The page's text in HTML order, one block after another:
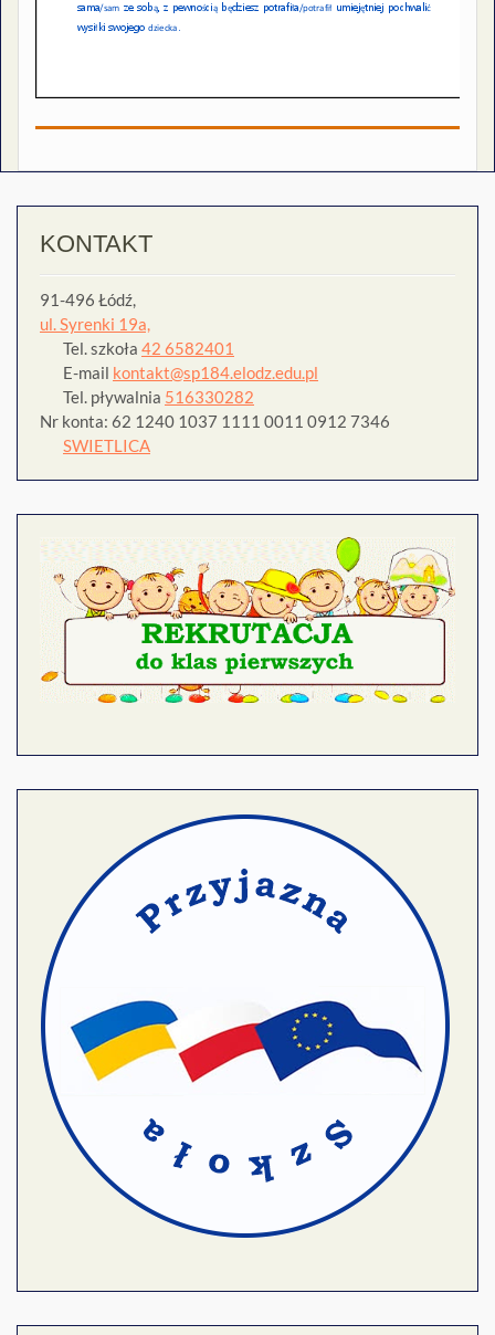
KONTAKT
91-496 Łódź,
ul. Syrenki 19a,
Tel. szkoła 42 6582401
E-mail kontakt@sp184.elodz.edu.pl
Tel. pływalnia 516330282
Nr konta: 62 1240 1037 1111 0011 0912 7346
SWIETLICA